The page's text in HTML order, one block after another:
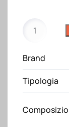
WK404
quantità
Brand
Tipologia